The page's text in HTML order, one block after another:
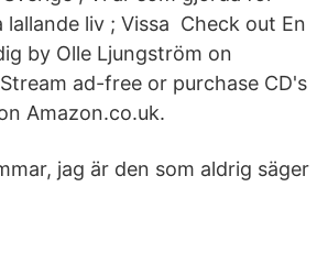
lallande liv ; Vissa Check out En
by Olle Ljungström on
ad-free or purchase CD's
Amazon.co.uk.
jag är den som aldrig säger